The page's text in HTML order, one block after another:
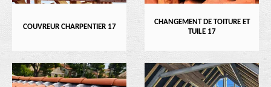
COUVREUR CHARPENTIER 17
CHANGEMENT DE TOITURE ET
TUILE 17